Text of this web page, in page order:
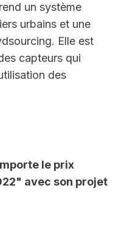
un système
urbains et une
Elle est
capteurs qui
des
le prix
avec son projet